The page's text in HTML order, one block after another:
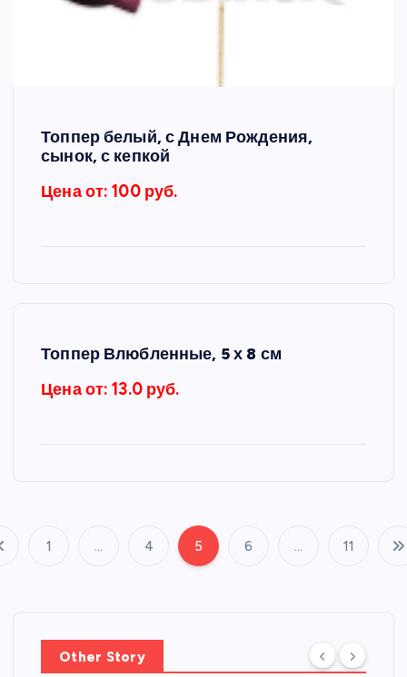
Топпер белый, с Днем Рождения,
сынок, с кепкой
Цена от: 100 руб.
Топпер Влюбленные, 5 х 8 см
Цена от: 13.0 руб.
П
1 … 4 5 6 … 11
Other Story